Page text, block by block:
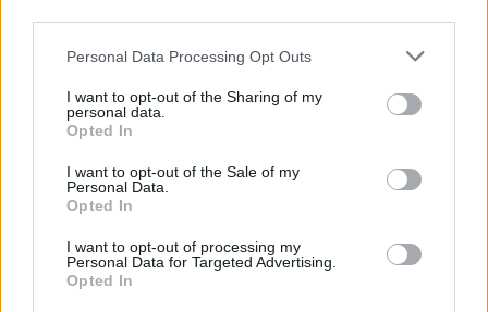
Please note that this website/app uses one or more Google
not limited to your visit or usage behaviour. You may click to
grant or deny consent to Google and its third-party tags to
use your data for below specified purposes in below Google
consent section.
Personal Data Processing Opt Outs
I want to opt-out of the Sharing of my
personal data.
Opted In
I want to opt-out of the Sale of my
Personal Data.
Opted In
I want to opt-out of processing my
Personal Data for Targeted Advertising.
Opted In
A filmben a kisfiút az anya egy luxusnegyedben,
drága autóban hagyja sorsára. A folytatásban a
kocsit ellopják, majd a menekülő autótolvajok a
szegénynegyedben utcára teszik a gyermeket.